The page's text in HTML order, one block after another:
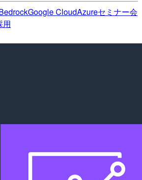
Google CloudAzureセミナー会
用